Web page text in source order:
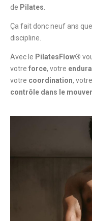
de Pilates
Ça fait donc neuf ans
discipline.
Avec le PilatesFlow®
votre force, votre
votre coordination, votre
contrôle dans le